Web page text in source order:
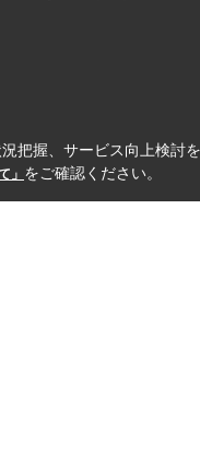
把握、サービス向上検討
」 をご確認ください。